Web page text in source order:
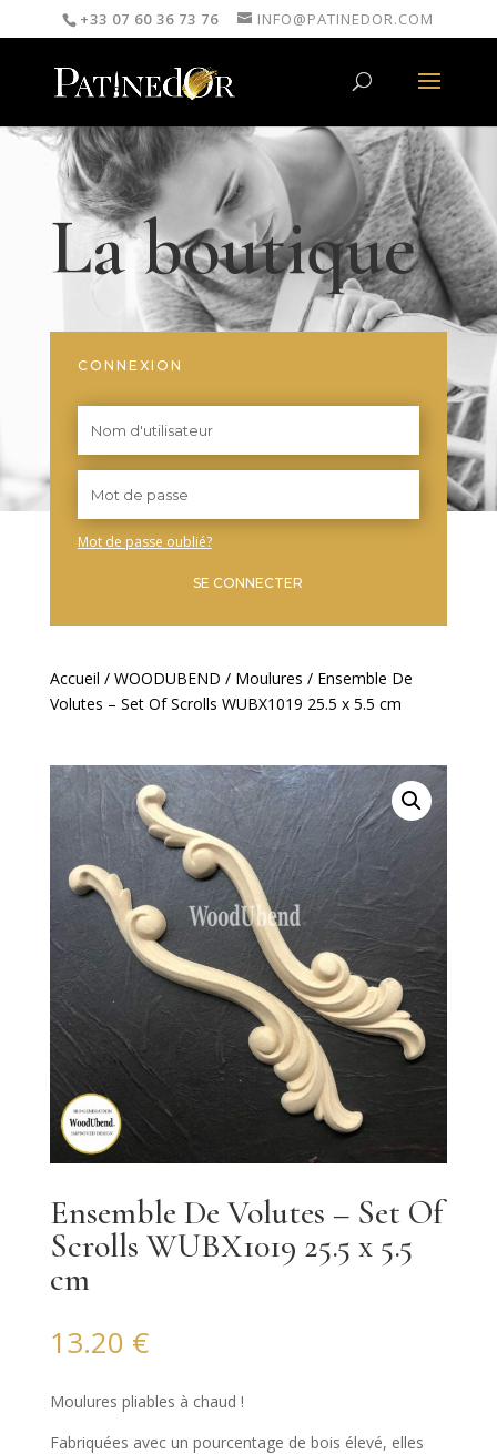
+33 07 60 36 73 76 INFO@PATINEDOR.COM
La boutique
CONNEXION
Mot de passe oublié?
SE CONNECTER
Accueil / WOODUBEND / Moulures / Ensemble De
Volutes – Set Of Scrolls WUBX1019 25.5 x 5.5 cm
Ensemble De Volutes – Set Of
Scrolls WUBX1019 25.5 x 5.5
cm
13.20 €
Moulures pliables à chaud !
Fabriquées avec un pourcentage de bois élevé, elles